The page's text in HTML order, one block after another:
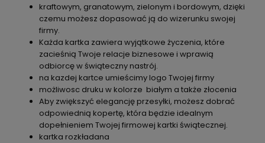
kraftowym, granatowym, zielonym i bordowym, dzięki
czemu możesz dopasować ją do wizerunku swojej
firmy.
Każda kartka zawiera wyjątkowe życzenia, które
zacieśnią Twoje relacje biznesowe i wprawią
odbiorcę w świąteczny nastrój.
na kazdej kartce umieścimy logo Twojej firmy
możliwosc druku w kolorze białym a także złocenia
Aby zwiększyć elegancję przesyłki, możesz dobrać
odpowiednią kopertę, która będzie idealnym
dopełnieniem Twojej firmowej kartki świątecznej.
kartka rozkładana